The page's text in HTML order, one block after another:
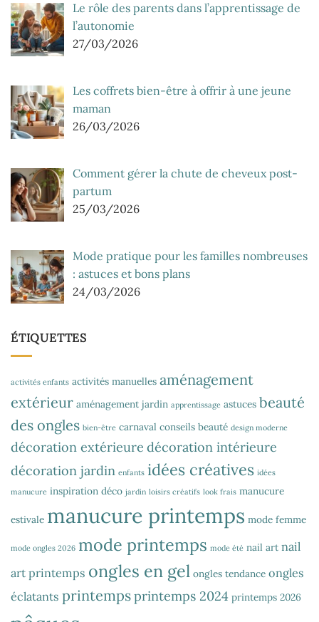
Le rôle des parents dans l’apprentissage de
l’autonomie
27/03/2026
Les coffrets bien-être à offrir à une jeune
maman
26/03/2026
Comment gérer la chute de cheveux post-
partum
25/03/2026
Mode pratique pour les familles nombreuses
: astuces et bons plans
24/03/2026
ÉTIQUETTES
activités enfants activités manuelles aménagement
extérieur aménagement jardin apprentissage astuces beauté
des ongles bien-être carnaval conseils beauté design moderne
décoration extérieure décoration intérieure
décoration jardin enfants idées créatives idées
manucure inspiration déco jardin loisirs créatifs look frais manucure
estivale manucure printemps mode femme
mode ongles 2026 mode printemps mode été nail art nail
art printemps ongles en gel ongles tendance ongles
éclatants printempsprintemps 2024 printemps 2026